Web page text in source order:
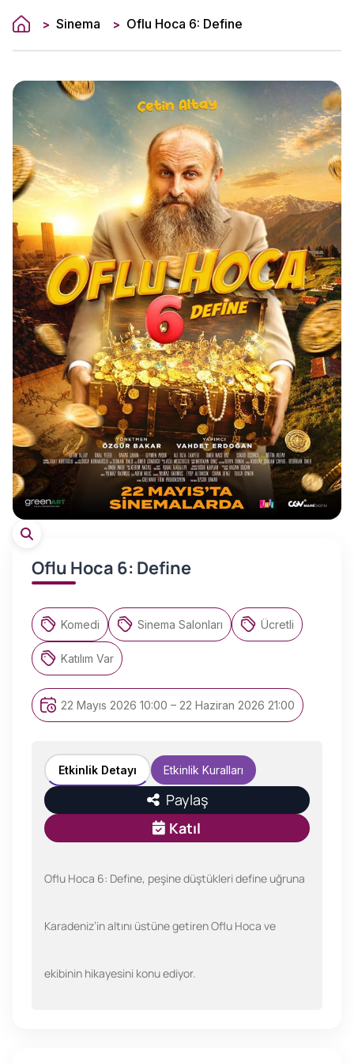
> Sinema > Oflu Hoca 6: Define
Oflu Hoca 6: Define
Komedi Sinema Salonları Ücretli
Katılım Var
22 Mayıs 2026 10:00 – 22 Haziran 2026 21:00
Etkinlik Detayı Etkinlik Kuralları
Paylaş
Katıl
Oflu Hoca 6: Define, peşine düştükleri define uğruna
Karadeniz’in altını üstüne getiren Oflu Hoca ve
ekibinin hikayesini konu ediyor.